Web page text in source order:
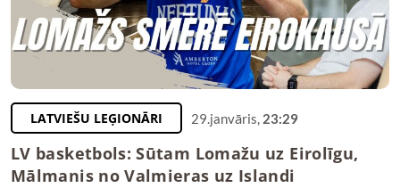
LATVIEŠU LEĢIONĀRI 29.janvāris, 23:29
LV basketbols: Sūtam Lomažu uz Eirolīgu,
Mālmanis no Valmieras uz Islandi